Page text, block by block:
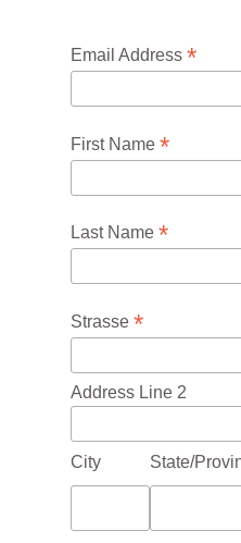
Email Address *
First Name *
Last Name *
Strasse *
Address Line 2
City State/